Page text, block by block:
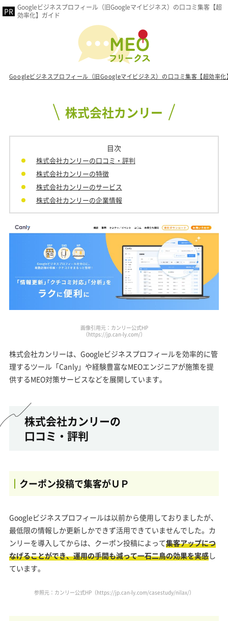
Googleビジネスプロフィール（旧Googleマイビジネス）の口コミ集客【超
効率化】ガイド
Googleビジネスプロフィール（旧Googleマイビジネス）の口コミ集客【超効率化
株式会社カンリー
目次
株式会社カンリーの口コミ・評判
株式会社カンリーの特徴
株式会社カンリーのサービス
株式会社カンリーの企業情報
画像引用元：カンリー公式HP
（https://jp.can-ly.com/）
株式会社カンリーは、Googleビジネスプロフィールを効率的に管
理するツール「Canly」や経験豊富なMEOエンジニアが施策を提
供するMEO対策サービスなどを展開しています。
株式会社カンリーの
口コミ・評判
クーポン投稿で集客がＵＰ
Googleビジネスプロフィールは以前から使用しておりましたが、
最低限の情報しか更新しかできず活用できていませんでした。カ
ンリーを導入してからは、クーポン投稿によって集客アップにつ
なげることができ、運用の手間も減って一石二鳥の効果を実感し
ています。
参照元：カンリー公式HP（https://jp.can-ly.com/casestudy/nilax/）